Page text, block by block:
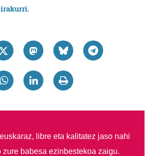
libre eta kalitatez jaso nahi
zure babesa ezinbestekoa zaigu.